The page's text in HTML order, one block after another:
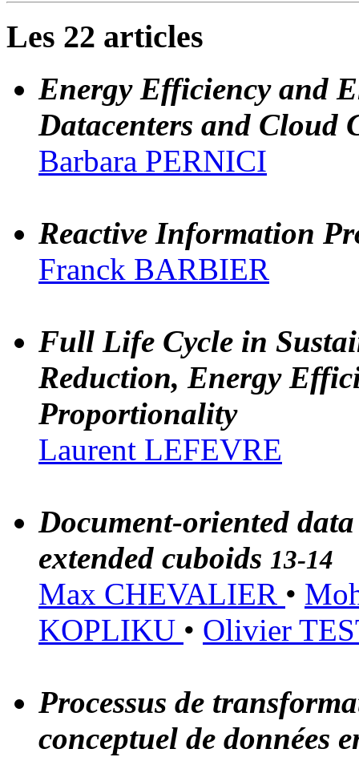
Les 22 articles
Energy Efficiency and
Datacenters and Cloud
Barbara PERNICI
Reactive Information
Franck BARBIER
Full Life Cycle in
Reduction, Energy
Proportionality
Laurent LEFEVRE
Document-oriented
extended cuboids 13-14
Max CHEVALIER •
KOPLIKU • Olivier
Processus de
conceptuel de données